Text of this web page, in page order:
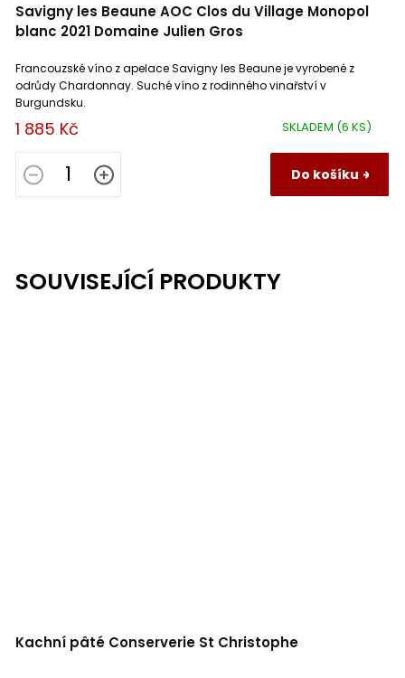
Savigny les Beaune AOC Clos du Village Monopol
blanc 2021 Domaine Julien Gros
SKLADEM (6 KS)
1 885 Kč
Do košíku
Francouzské víno z apelace Savigny les Beaune je vyrobené z
odrůdy Chardonnay. Suché víno z rodinného vinařství v
Burgundsku.
SOUVISEJÍCÍ PRODUKTY
Kachní pâté Conserverie St Christophe